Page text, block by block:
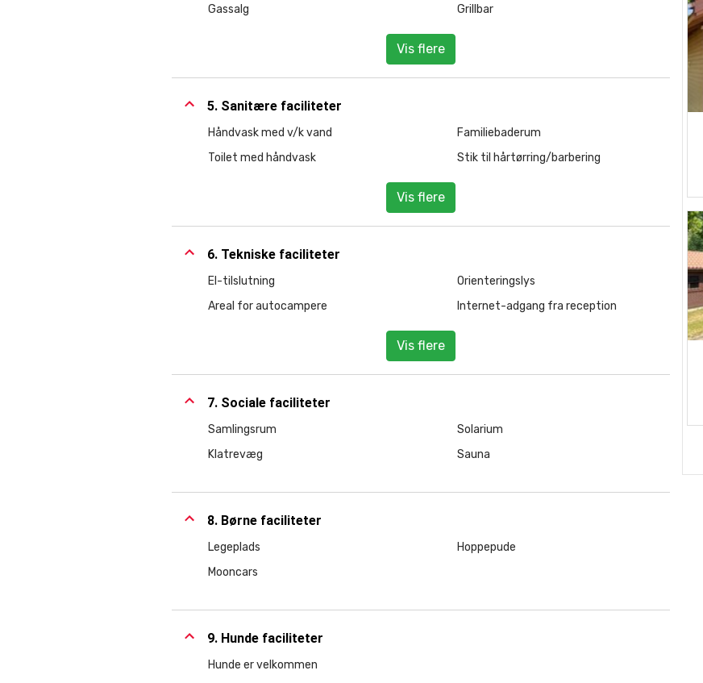
Gassalg
Grillbar
Vis flere
5. Sanitære faciliteter
Håndvask med v/k vand
Toilet med håndvask
Familiebaderum
Stik til hårtørring/barbering
Vis flere
6. Tekniske faciliteter
El-tilslutning
Areal for autocampere
Orienteringslys
Internet-adgang fra reception
Vis flere
7. Sociale faciliteter
Samlingsrum
Klatrevæg
Solarium
Sauna
8. Børne faciliteter
Legeplads
Mooncars
Hoppepude
9. Hunde faciliteter
Hunde er velkommen